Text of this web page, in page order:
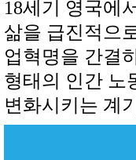
18세기 영국에
삶을 급진적으
업혁명을 간결
형태의 인간 노
변화시키는 계